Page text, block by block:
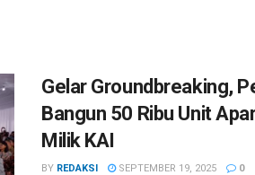
Gelar Groundbreaking,
Bangun 50 Ribu Unit
Milik KAI
BY REDAKSI SEPTEMBER 19, 2025 0